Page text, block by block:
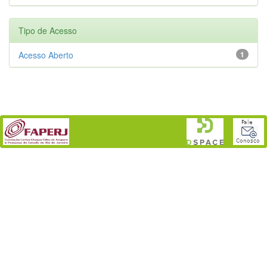
Tipo de Acesso
1
Acesso Aberto